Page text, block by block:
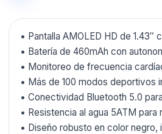
• Pantalla AMOLED HD de 1.43″
• Batería de 460mAh con
• Monitoreo de frecuencia
• Más de 100 modos deportivos
• Conectividad Bluetooth 5.0
• Resistencia al agua 5ATM
• Diseño robusto en color